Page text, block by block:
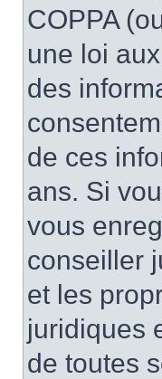
COPPA
une loi
des
de ces
ans. Si
vous
conseiller
et les
juridiques
de toutes